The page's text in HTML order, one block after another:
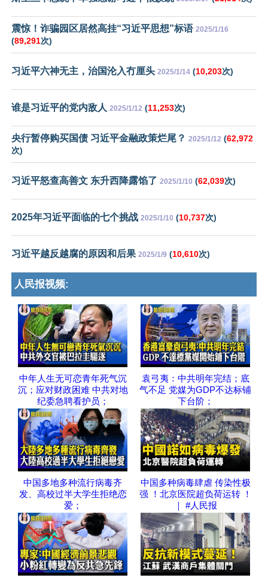
震惊！诈骗园区居然高挂“习近平思想”标语 2025/1/16
(89,291次)
习近平六神无主，治国沦入冇厘头 2025/1/14 (10,203次)
谁是习近平的党内敌人 2025/1/12 (11,253次)
央行暂停购买国债 习近平金融政策烂尾？ 2025/1/12 (62,972
次)
习近平怒查高善文 东升西降露馅了 2025/1/10 (62,039次)
2025年习近平面临的七个挑战 2025/1/10 (10,737次)
习近平越反越腐的原因和后果 2025/1/9 (10,610次)
人民报视频:
中年人生无可恋青年死气沉
沉；应对财政困难 中共对地
纪委急聘看护员；
袁弓夷：中共明年完结；底
气不足 党媒为GDP不达标铺
下台阶；
中国多地多种流行病毒齐
发、高校过半大学生拒绝恋
爱；
中国多种病毒肆虐 传染性极
强 ！北京医院超负荷运转 ！
｜ #人民报